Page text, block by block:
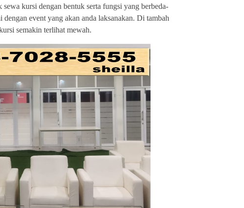
kursi dengan bentuk serta fungsi yang berbeda-
event yang akan anda laksanakan. Di tambah
semakin terlihat mewah.